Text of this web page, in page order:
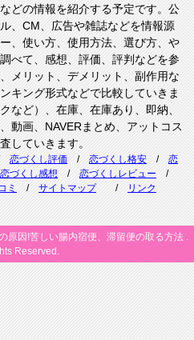
どの情報を紹介する予定です。公
、CM、広告や雑誌などを情報源
、使い方、使用方法、選び方、や
べて、感想、評価、評判などを参
メリット、デメリット、副作用な
キング形式などで比較していきま
など）、在庫、在庫あり、即納、
動画、NAVERまとめ、アットコス
していきます。
恋づくし評価 / 恋づくし格安 / 恋
恋づくし感想 / 恋づくしレビュー /
ミ / サイトマップ/
リンク
因!苦しい腸内宿便、滞留便の取る方法 .
Reserved.